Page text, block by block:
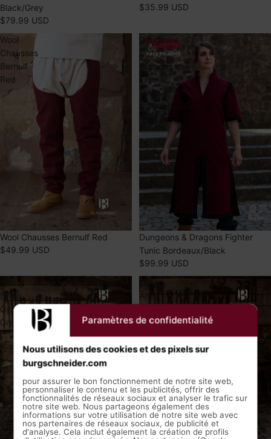
Black/Grey
$79.99 USD
$35.99 USD
Wool
Chausses
Bernulf
Red
Wool Chausses Bernulf Red
$49.99 USD
Dungeons
&
Dragons
Fighter
Tunic
Dungeons & Dragons Fighter
Tunic Bordeaux/Black
$99.99 USD
Dress
Gyda
Green
Arm
Tunic
Greta
Natural
Paramètres de confidentialité
Nous utilisons des cookies et des pixels sur
burgschneider.com
pour assurer le bon fonctionnement de notre site web,
personnaliser le contenu et les publicités, offrir des
fonctionnalités de réseaux sociaux et analyser le trafic sur
notre site web. Nous partageons également des
informations sur votre utilisation de notre site web avec
nos partenaires de réseaux sociaux, de publicité et
d'analyse. Cela inclut également la création de profils